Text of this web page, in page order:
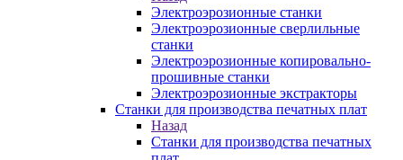
Электроэрозионные станки
Электроэрозионные сверлильные
станки
Электроэрозионные копировально-
прошивные станки
Электроэрозионные экстракторы
Станки для производства печатных плат
Назад
Станки для производства печатных